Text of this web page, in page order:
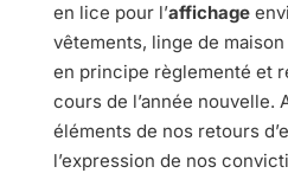
en lice pour l’affichage
vêtements, linge de
en principe règlementé et
cours de l’année nouvelle.
éléments de nos retours
l’expression de nos